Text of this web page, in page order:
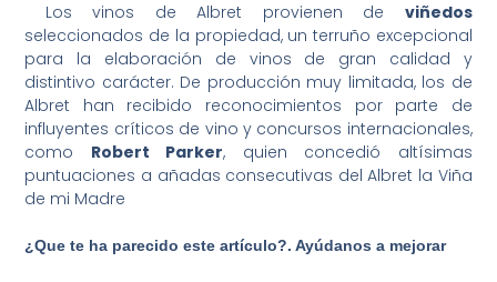
Los vinos de Albret provienen de viñedos
seleccionados de la propiedad, un terruño excepcional
para la elaboración de vinos de gran calidad y
distintivo carácter. De producción muy limitada, los de
Albret han recibido reconocimientos por parte de
influyentes críticos de vino y concursos internacionales,
como Robert Parker, quien concedió altísimas
puntuaciones a añadas consecutivas del Albret la Viña
de mi Madre
¿Que te ha parecido este artículo?. Ayúdanos a mejorar